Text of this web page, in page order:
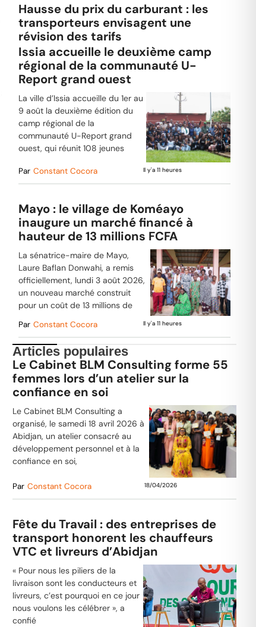
Hausse du prix du carburant : les
transporteurs envisagent une
révision des tarifs
Issia accueille le deuxième camp
régional de la communauté U-
Report grand ouest
La ville d’Issia accueille du 1er au
9 août la deuxième édition du
camp régional de la
communauté U-Report grand
ouest, qui réunit 108 jeunes
Par Constant Cocora Il y'a 11 heures
Mayo : le village de Koméayo
inaugure un marché financé à
hauteur de 13 millions FCFA
La sénatrice-maire de Mayo,
Laure Baflan Donwahi, a remis
officiellement, lundi 3 août 2026,
un nouveau marché construit
pour un coût de 13 millions de
Par Constant Cocora Il y'a 11 heures
Articles populaires
Le Cabinet BLM Consulting forme 55
femmes lors d’un atelier sur la
confiance en soi
Le Cabinet BLM Consulting a
organisé, le samedi 18 avril 2026 à
Abidjan, un atelier consacré au
développement personnel et à la
confiance en soi,
Par Constant Cocora 18/04/2026
Fête du Travail : des entreprises de
transport honorent les chauffeurs
VTC et livreurs d’Abidjan
« Pour nous les piliers de la
livraison sont les conducteurs et
livreurs, c’est pourquoi en ce jour
nous voulons les célébrer », a
confié